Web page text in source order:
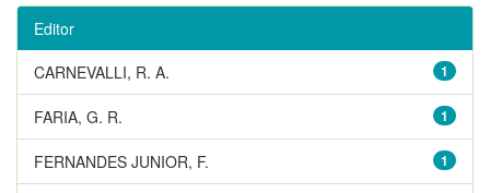
Editor
1
CARNEVALLI, R. A.
1
FARIA, G. R.
1
FERNANDES JUNIOR, F.